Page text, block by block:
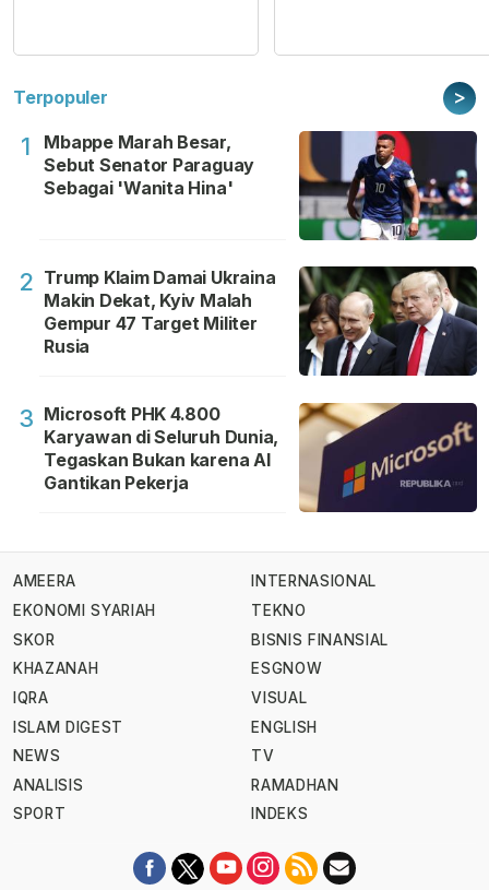
Terpopuler >
1
Mbappe Marah Besar,
Sebut Senator Paraguay
Sebagai 'Wanita Hina'
2 Trump Klaim Damai Ukraina
Makin Dekat, Kyiv Malah
Gempur 47 Target Militer
Rusia
3 Microsoft PHK 4.800
Karyawan di Seluruh Dunia,
Tegaskan Bukan karena AI
Gantikan Pekerja
AMEERA
EKONOMI SYARIAH
SKOR
KHAZANAH
IQRA
ISLAM DIGEST
NEWS
ANALISIS
SPORT
INTERNASIONAL
TEKNO
BISNIS FINANSIAL
ESGNOW
VISUAL
ENGLISH
TV
RAMADHAN
INDEKS